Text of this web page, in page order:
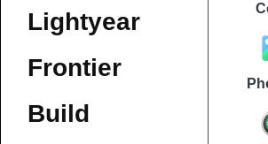
Lightyear
Frontier
Build